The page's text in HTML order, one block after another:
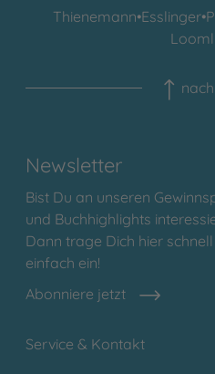
Thienemann•Esslinger•
Newsletter
Bist Du an unseren
und Buchhighlights
Dann trage Dich hier
einfach ein!
Abonniere jetzt
Service & Kontakt